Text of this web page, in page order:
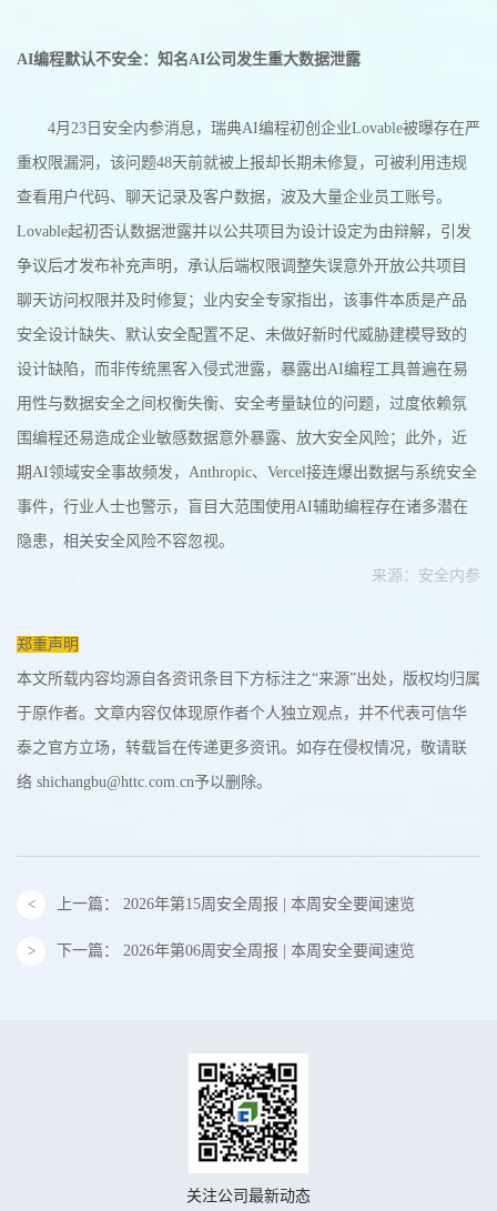
AI编程默认不安全：知名AI公司发生重大数据泄露
4月23日安全内参消息，瑞典AI编程初创企业Lovable被曝存在严
重权限漏洞，该问题48天前就被上报却长期未修复，可被利用违规
查看用户代码、聊天记录及客户数据，波及大量企业员工账号。
Lovable起初否认数据泄露并以公共项目为设计设定为由辩解，引发
争议后才发布补充声明，承认后端权限调整失误意外开放公共项目
聊天访问权限并及时修复；业内安全专家指出，该事件本质是产品
安全设计缺失、默认安全配置不足、未做好新时代威胁建模导致的
设计缺陷，而非传统黑客入侵式泄露，暴露出AI编程工具普遍在易
用性与数据安全之间权衡失衡、安全考量缺位的问题，过度依赖氛
围编程还易造成企业敏感数据意外暴露、放大安全风险；此外，近
期AI领域安全事故频发，Anthropic、Vercel接连爆出数据与系统安全
事件，行业人士也警示，盲目大范围使用AI辅助编程存在诸多潜在
隐患，相关安全风险不容忽视。
来源：安全内参
郑重声明
本文所载内容均源自各资讯条目下方标注之“来源”出处，版权均归属
于原作者。文章内容仅体现原作者个人独立观点，并不代表可信华
泰之官方立场，转载旨在传递更多资讯。如存在侵权情况，敬请联
络 shichangbu@httc.com.cn予以删除。
上一篇： 2026年第15周安全周报 | 本周安全要闻速览
下一篇： 2026年第06周安全周报 | 本周安全要闻速览
关注公司最新动态